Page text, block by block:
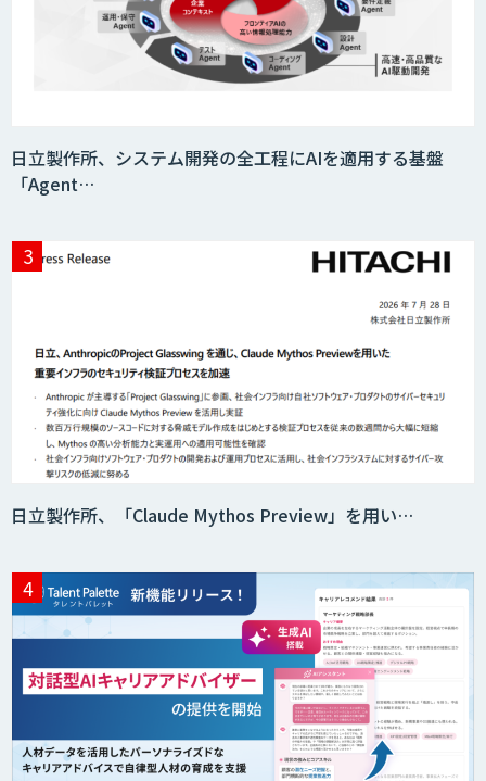
日立製作所、システム開発の全工程にAIを適用する基盤
「Agent…
日立製作所、「Claude Mythos Preview」を用い…